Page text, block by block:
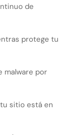
de
protege tu
malware por
sitio está en